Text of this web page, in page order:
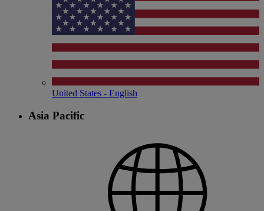
United States - English
Asia Pacific